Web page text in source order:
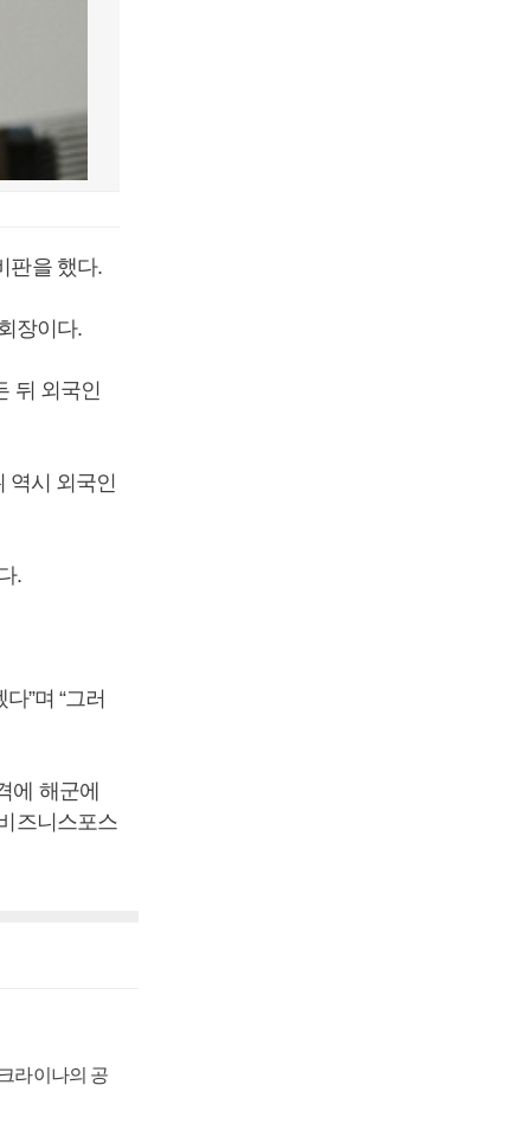
판을 했다.
장이다.
뒤 외국인
역시 외국인
.
”며 “그러
에 해군에
즈니스포스
라이나의 공